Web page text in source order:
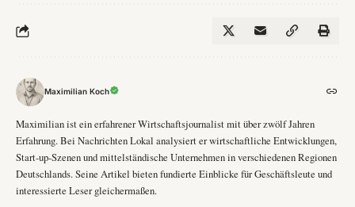
Maximilian Koch
Maximilian ist ein erfahrener Wirtschaftsjournalist mit über zwölf Jahren
Erfahrung. Bei Nachrichten Lokal analysiert er wirtschaftliche Entwicklungen,
Start-up-Szenen und mittelständische Unternehmen in verschiedenen Regionen
Deutschlands. Seine Artikel bieten fundierte Einblicke für Geschäftsleute und
interessierte Leser gleichermaßen.